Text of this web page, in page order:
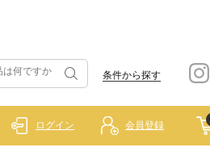
条件から探す
ログイン 会員登録